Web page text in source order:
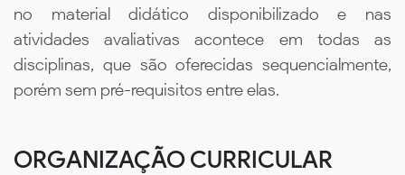
no material didático disponibilizado e nas
atividades avaliativas acontece em todas as
disciplinas, que são oferecidas sequencialmente,
porém sem pré-requisitos entre elas.
ORGANIZAÇÃO CURRICULAR